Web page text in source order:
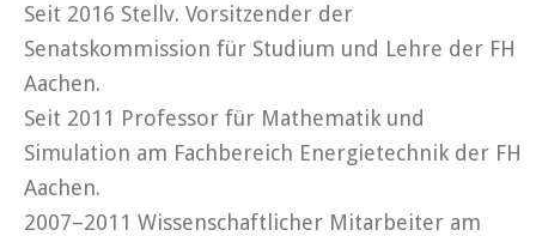
Seit 2016 Stellv. Vorsitzender der
Senatskommission für Studium und Lehre der FH
Aachen.
Seit 2011 Professor für Mathematik und
Simulation am Fachbereich Energietechnik der FH
Aachen.
2007–2011 Wissenschaftlicher Mitarbeiter am